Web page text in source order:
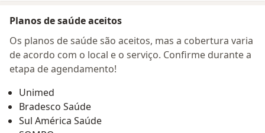
Planos de saúde aceitos
Os planos de saúde são aceitos, mas a cobertura varia
de acordo com o local e o serviço. Confirme durante a
etapa de agendamento!
Unimed
Bradesco Saúde
Sul América Saúde